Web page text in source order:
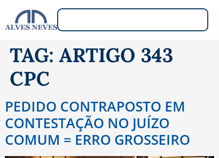
TAG: ARTIGO 343
CPC
PEDIDO CONTRAPOSTO EM
CONTESTAÇÃO NO JUÍZO
COMUM = ERRO GROSSEIRO